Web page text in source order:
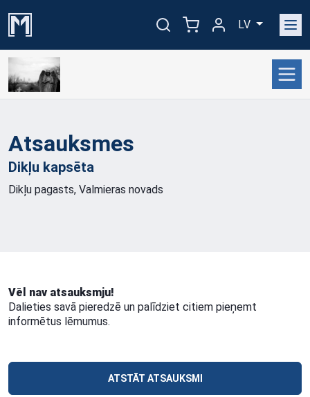
LV
Atsauksmes
Dikļu kapsēta
Dikļu pagasts, Valmieras novads
Vēl nav atsauksmju!
Dalieties savā pieredzē un palīdziet citiem pieņemt
informētus lēmumus.
ATSTĀT ATSAUKSMI